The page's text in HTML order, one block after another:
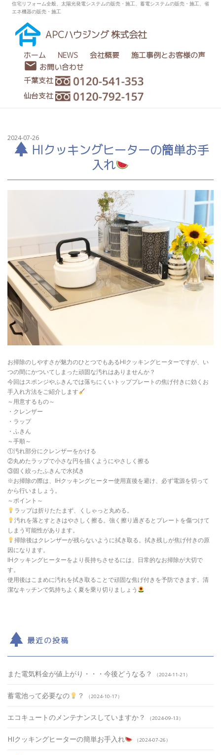
住宅リフォーム全般、太陽光発電システムの販売・施工、蓄電システムの販売・施工、省
エネ機器の販売・施工
APCハウジング 株式会社
ホーム NEWS 会社概要
施工事例とお客様の声
お問い合わせ
千葉支社
仙台支社
2024-07-26
HIクッキングヒーターの簡単お手
入れ
お掃除のしやすさが魅力のひとつでもあるHIクッキングヒーターですが、い
つの間にかついてしまった頑固な汚れはありませんか？
今回はスポンジやふきんでは落ちにくいトッププレートの焦げ付きに効くお
手入れ方法をご紹介します
～用意するもの～
・クレンザー
・ラップ
・ふきん
～手順～
①汚れ部分にクレンザーをかける
②丸めたラップで小さな円を描くようにやさしく擦る
③固く絞ったふきんで水拭き
※お掃除の際は、IHクッキングヒーター使用直後を避け、必ず電源を切って
から行いましょう。
～ポイント～
ラップは折りたたまず、くしゃっと丸める。
汚れを落とすときはやさしく擦る。強く擦り過ぎるとプレートを傷つけて
しまう可能性があります。
掃除後はクレンザーが残らないように拭き取る。拭き残しが焦げ付きの原
因になります。
IHクッキングヒーターをより長持ちさせるには、日常的なお掃除が大切で
す。
使用後はこまめに汚れを拭き取ることで頑固な焦げ付きを予防できます。清
潔なキッチンで気持ちよく夏を乗り切りましょう
最近の投稿
また電気料金が値上がり・・・今後どうなる？ 2024-11-21
蓄電池って必要なの ？ 2024-10-17
エコキュートのメンテナンスしていますか？ 2024-09-13
HIクッキングヒーターの簡単お手入れ 2024-07-26